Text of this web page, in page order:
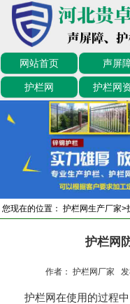
网站首页 声屏
护栏网 护栏网
您现在的位置： 护栏网生产厂家>
护栏网
作者： 护栏网厂家
护栏网在使用的过程中